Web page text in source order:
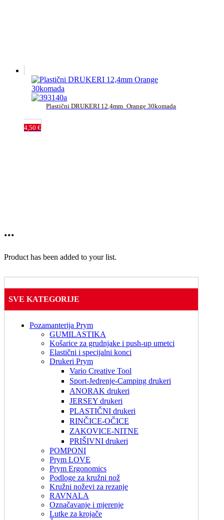
Plastični DRUKERI 12,4mm_Orange 30komada
4,50 €
...
Product has been added to your list.
SVE KATEGORIJE
Pozamanterija Prym
GUMILASTIKA
Košarice za grudnjake i push-up umetci
Elastični i specijalni konci
Drukeri Prym
Vario Creative Tool
Sport-Jedrenje-Camping drukeri
ANORAK drukeri
JERSEY drukeri
PLASTIČNI drukeri
RINČICE-OČICE
ZAKOVICE-NITNE
PRIŠIVNI drukeri
POMPONI
Prym LOVE
Prym Ergonomics
Podloge za kružni nož
Kružni noževi za rezanje
RAVNALA
Označavanje i mjerenje
Lutke za krojače